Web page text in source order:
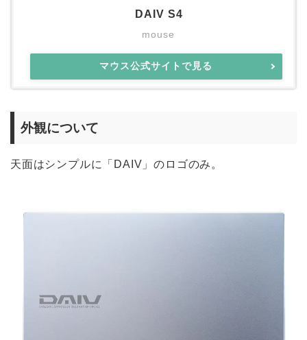
DAIV S4
mouse
マウス公式サイトで見る
外観について
天面はシンプルに「DAIV」のロゴのみ。